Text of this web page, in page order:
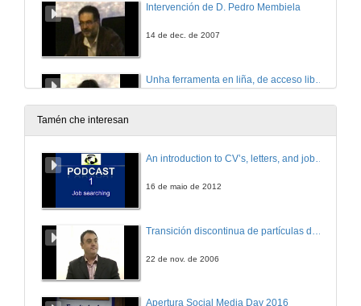
Intervención de D. Pedro Membiela
14 de dec. de 2007
14 de dec. de 2007
Tamén che interesan
An introduction to CV’s, letters, and job searching
16 de maio de 2012
22 de nov. de 2006
Apertura Social Media Day 2016